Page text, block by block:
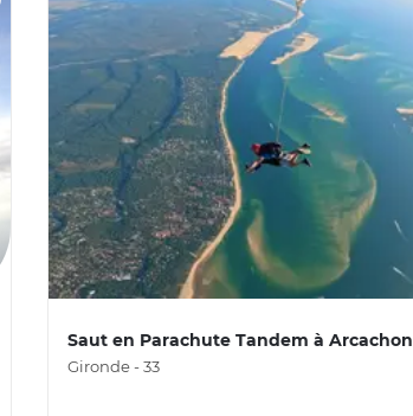
Saut en Parachute Tandem à Arcachon
Gironde - 33